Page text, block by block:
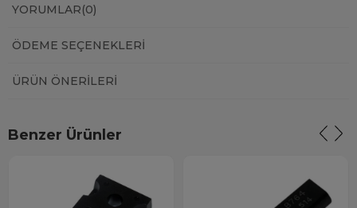
YORUMLAR(0)
ÖDEME SEÇENEKLERI
ÜRÜN ÖNERILERI
Benzer Ürünler